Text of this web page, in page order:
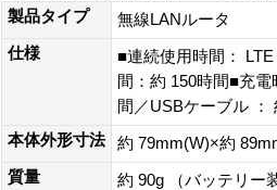
製品タイプ
無線LANルータ
仕様
■連続使用時間：
間：約 150時間■充
間／USBケーブル ：
本体外形寸法
約 79mm(W)×約
質量
約 90g （バッテリー